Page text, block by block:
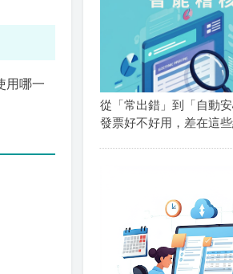
用哪一
從「常出錯」到「自動
發票好不好用，差在這